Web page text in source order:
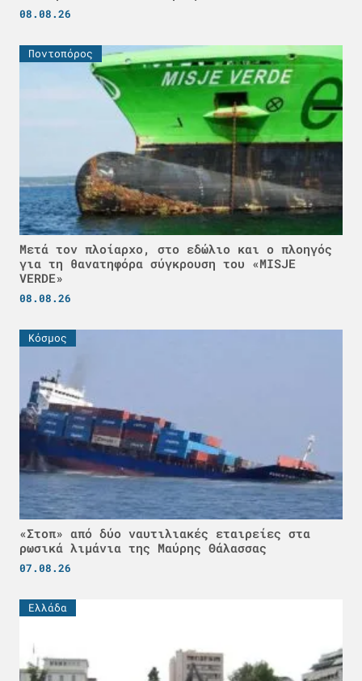
08.08.26
Ποντοπόρος
Μετά τον πλοίαρχο, στο εδώλιο και ο πλοηγός
για τη θανατηφόρα σύγκρουση του «MISJE
VERDE»
08.08.26
Κόσμος
«Στοπ» από δύο ναυτιλιακές εταιρείες στα
ρωσικά λιμάνια της Μαύρης Θάλασσας
07.08.26
Ελλάδα